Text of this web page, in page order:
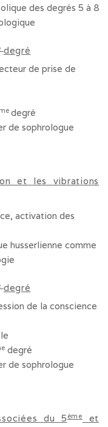
des degrés 5 à 8
degré
de prise de
degré
de sophrologue
et les vibrations
activation des
husserlienne comme
degré
de la conscience
degré
de sophrologue
du 5èmeet